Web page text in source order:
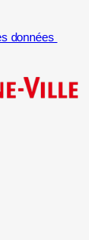
données